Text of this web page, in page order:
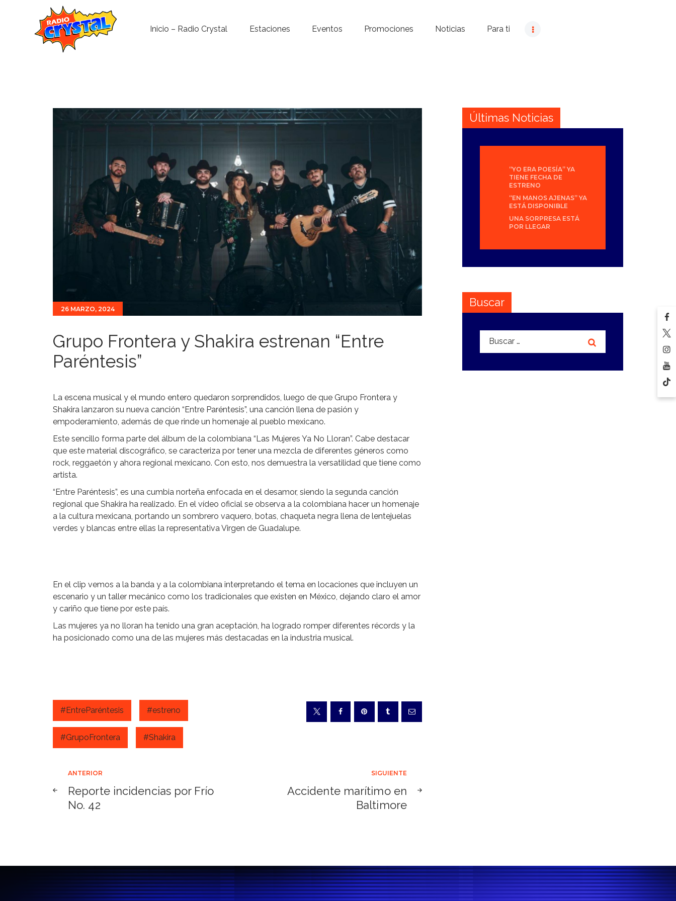
Inicio – Radio Crystal Estaciones Eventos Promociones Noticias Para ti
Noticias
Para ti
Contacto
26 MARZO, 2024
Grupo Frontera y Shakira estrenan “Entre
Paréntesis”
La escena musical y el mundo entero quedaron sorprendidos, luego de que Grupo Frontera y
Shakira lanzaron su nueva canción “Entre Paréntesis”, una canción llena de pasión y
empoderamiento, además de que rinde un homenaje al pueblo mexicano.
Este sencillo forma parte del álbum de la colombiana “Las Mujeres Ya No Lloran”. Cabe destacar
que este material discográfico, se caracteriza por tener una mezcla de diferentes géneros como
rock, reggaetón y ahora regional mexicano. Con esto, nos demuestra la versatilidad que tiene como
artista.
“Entre Paréntesis”, es una cumbia norteña enfocada en el desamor, siendo la segunda canción
regional que Shakira ha realizado. En el vídeo oficial se observa a la colombiana hacer un homenaje
a la cultura mexicana, portando un sombrero vaquero, botas, chaqueta negra llena de lentejuelas
verdes y blancas entre ellas la representativa Virgen de Guadalupe.
En el clip vemos a la banda y a la colombiana interpretando el tema en locaciones que incluyen un
escenario y un taller mecánico como los tradicionales que existen en México, dejando claro el amor
y cariño que tiene por este país.
Las mujeres ya no lloran ha tenido una gran aceptación, ha logrado romper diferentes récords y la
ha posicionado como una de las mujeres más destacadas en la industria musical.
#EntreParéntesis #estreno
#GrupoFrontera #Shakira
Navegación
de
ANTERIOR
Reporte incidencias por Frío
No. 42
SIGUIENTE
Accidente marítimo en
Baltimore
Últimas Noticias
“YO ERA POESÍA” YA
TIENE FECHA DE
ESTRENO
“EN MANOS AJENAS” YA
ESTÁ DISPONIBLE
UNA SORPRESA ESTÁ
POR LLEGAR
Buscar
Buscar: